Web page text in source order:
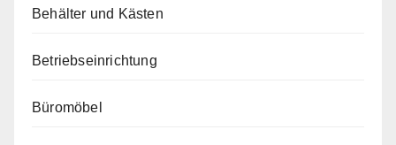
Behälter und Kästen
Betriebseinrichtung
Büromöbel